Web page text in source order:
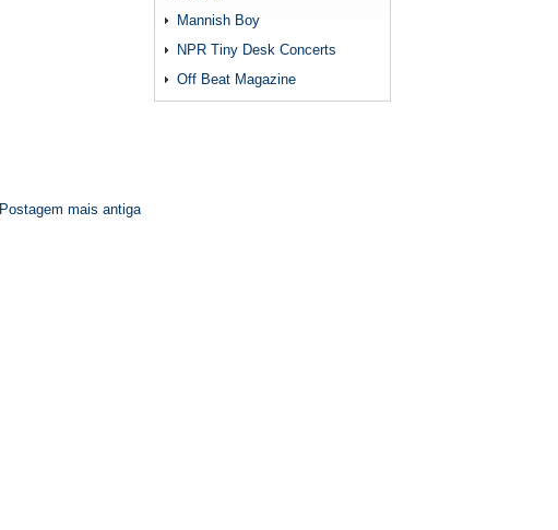
Postagem mais antiga
Mannish Boy
NPR Tiny Desk Concerts
Off Beat Magazine